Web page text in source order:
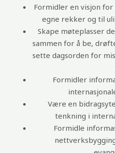
Formidler en visjon
egne rekker og til
Skape møteplasser
sammen for å be,
sette dagsorden for
Formidler
Være en
tenkning i
Formidle